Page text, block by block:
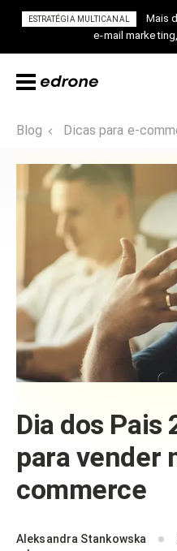
ESTRATÉGIA MULTICANAL
Mais
e-mail
Blog Dicas para e-
Dia dos Pais
para vender
commerce
Aleksandra Stankowska